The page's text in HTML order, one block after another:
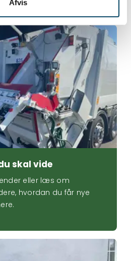
Afvis
skal vide
eller læs om
hvordan du får nye
vide